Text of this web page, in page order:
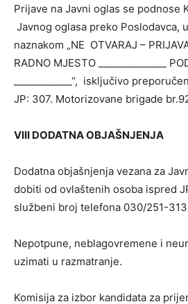
Prijave na Javni oglas se podnose
Javnog oglasa preko Poslodavca,
naznakom „NE OTVARAJ –
RADNO MJESTO ______________
____________“, isključivo
JP: 307. Motorizovane brigade
VIII DODATNA OBJAŠNJENJA
Dodatna objašnjenja vezana za
dobiti od ovlaštenih osoba ispred
službeni broj telefona 030/251-
Nepotpune, neblagovremene i
uzimati u razmatranje.
Komisija za izbor kandidata za